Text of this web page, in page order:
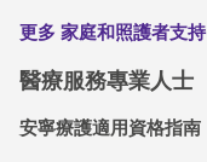
更多 家庭和照護者支持
醫療服務專業人士
安寧療護適用資格指南